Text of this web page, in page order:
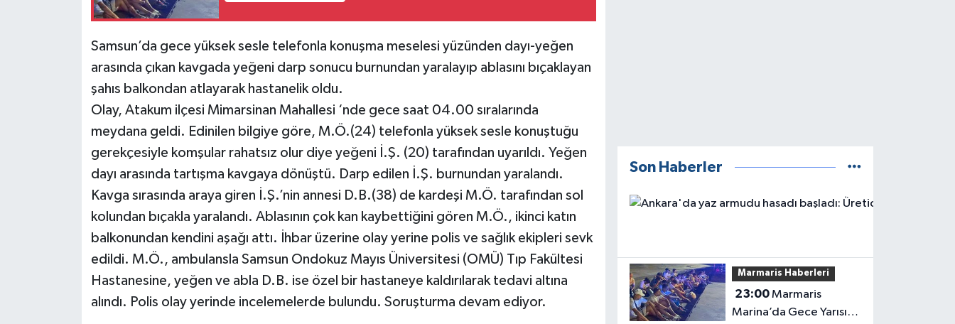
Samsun’da gece yüksek sesle telefonla konuşma meselesi yüzünden dayı-yeğen
arasında çıkan kavgada yeğeni darp sonucu burnundan yaralayıp ablasını bıçaklayan
şahıs balkondan atlayarak hastanelik oldu.
Olay, Atakum ilçesi Mimarsinan Mahallesi ‘nde gece saat 04.00 sıralarında
meydana geldi. Edinilen bilgiye göre, M.Ö.(24) telefonla yüksek sesle konuştuğu
gerekçesiyle komşular rahatsız olur diye yeğeni İ.Ş. (20) tarafından uyarıldı. Yeğen
dayı arasında tartışma kavgaya dönüştü. Darp edilen İ.Ş. burnundan yaralandı.
Kavga sırasında araya giren İ.Ş.’nin annesi D.B.(38) de kardeşi M.Ö. tarafından sol
kolundan bıçakla yaralandı. Ablasının çok kan kaybettiğini gören M.Ö., ikinci katın
balkonundan kendini aşağı attı. İhbar üzerine olay yerine polis ve sağlık ekipleri sevk
edildi. M.Ö., ambulansla Samsun Ondokuz Mayıs Üniversitesi (OMÜ) Tıp Fakültesi
Hastanesine, yeğen ve abla D.B. ise özel bir hastaneye kaldırılarak tedavi altına
alındı. Polis olay yerinde incelemelerde bulundu. Soruşturma devam ediyor.
Son Haberler
Marmaris Haberleri
23:00Marmaris
Marina’da Gece Yarısı